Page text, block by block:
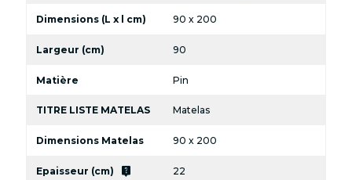
Dimensions (L x l cm) 90 x 200
Largeur (cm) 90
Matière Pin
TITRE LISTE MATELAS Matelas
Dimensions Matelas 90 x 200
Epaisseur (cm) live_help 22